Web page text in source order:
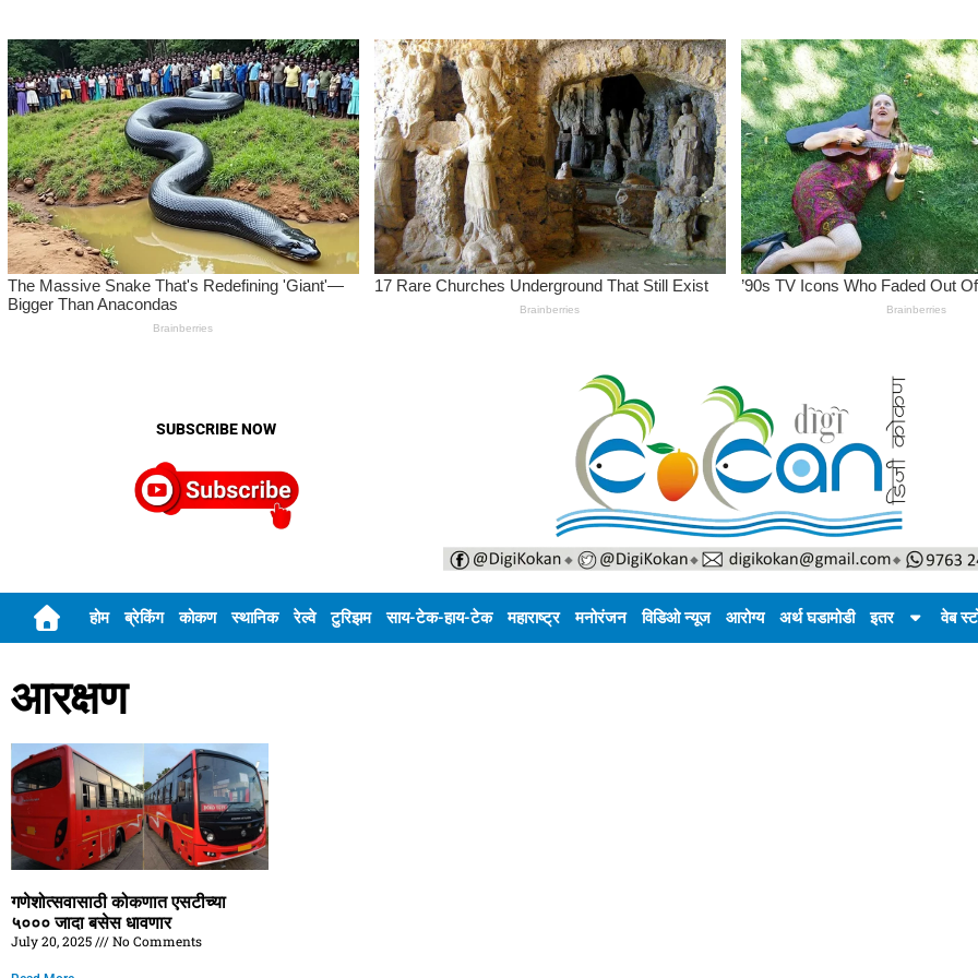
SUBSCRIBE NOW
होम ब्रेकिंग कोकण स्थानिक रेल्वे टुरिझम साय-टेक-हाय-टेक महाराष्ट्र मनोरंजन विडिओ न्यूज आरोग्य अर्थ घडामोडी इतर वेब
आरक्षण
गणेशोत्सवासाठी कोकणात एसटीच्या
५००० जादा बसेस धावणार
July 20, 2025 No Comments